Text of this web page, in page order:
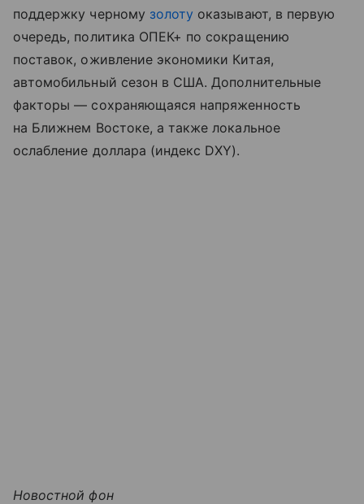
поддержку черному золоту оказывают, в первую
очередь, политика ОПЕК+ по сокращению
поставок, оживление экономики Китая,
автомобильный сезон в США. Дополнительные
факторы — сохраняющаяся напряженность
на Ближнем Востоке, а также локальное
ослабление доллара (индекс DXY).
Новостной фон